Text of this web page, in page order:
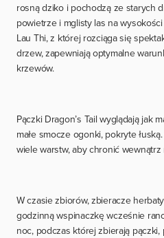
rosną dziko i pochodzą ze starych
powietrze i mglisty las na
Lau Thi, z której rozciąga się
drzew, zapewniają optymalne
krzewów.
Pączki Dragon’s Tail wyglądają jak
małe smocze ogonki, pokryte
wiele warstw, aby chronić wewnątrz
W czasie zbiorów, zbieracze
godzinną wspinaczkę wcześnie
noc, podczas której zbierają